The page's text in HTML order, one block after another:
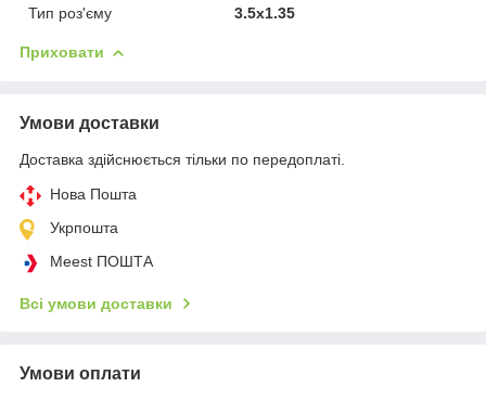
Тип роз'єму
3.5x1.35
Приховати
Умови доставки
Доставка здійснюється тільки по передоплаті.
Нова Пошта
Укрпошта
Meest ПОШТА
Всі умови доставки
Умови оплати